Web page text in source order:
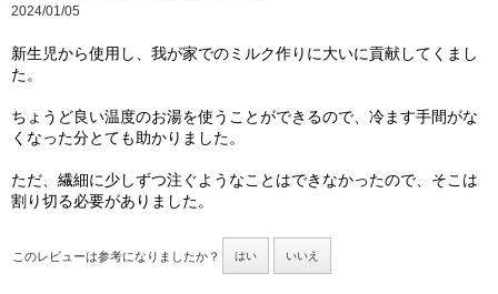
2024/01/05
新生児から使用し、我が家でのミルク作りに大いに貢献してくまし
た。
ちょうど良い温度のお湯を使うことができるので、冷ます手間がな
くなった分とても助かりました。
ただ、繊細に少しずつ注ぐようなことはできなかったので、そこは
割り切る必要がありました。
このレビューは参考になりましたか？ はい いいえ